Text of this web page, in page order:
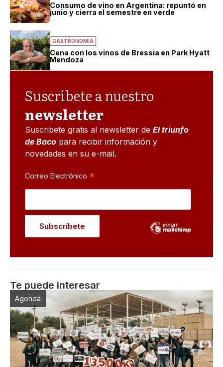
Consumo de vino en Argentina: repuntó en
junio y cierra el semestre en verde
GASTRONOMIA
Cena con los vinos de Bressia en Park Hyatt
Mendoza
Suscribete a nuestro
newsletter
Suscribete gratis al newsletter de El triunfo
de Baco para recibir información y
novedades en su e-mail.
Correo Electrónico *
Te puede interesar
Agenda